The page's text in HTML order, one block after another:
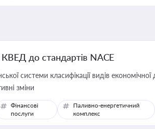
КВЕД до стандартів NACE
системи класифікації видів
зміни
Фінансові
послуги
Паливно-енергетичний
комплекс